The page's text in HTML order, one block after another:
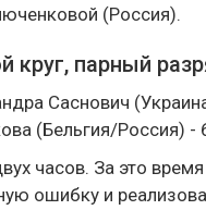
(Россия).
круг, парный
Саснович
(Бельгия/Россия) -
часов. За это
ошибку и